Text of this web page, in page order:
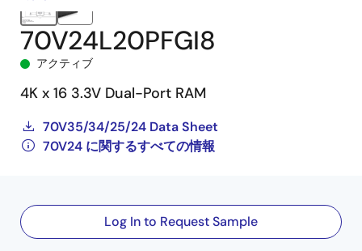
70V24L20PFGI8
アクティブ
4K x 16 3.3V Dual-Port RAM
70V35/34/25/24 Data Sheet
70V24 に関するすべての情報
Log In to Request Sample